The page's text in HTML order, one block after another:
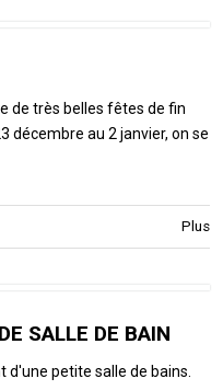
de très belles fêtes de fin
décembre au 2 janvier, on se
Plus
SALLE DE BAIN
d'une petite salle de bains.